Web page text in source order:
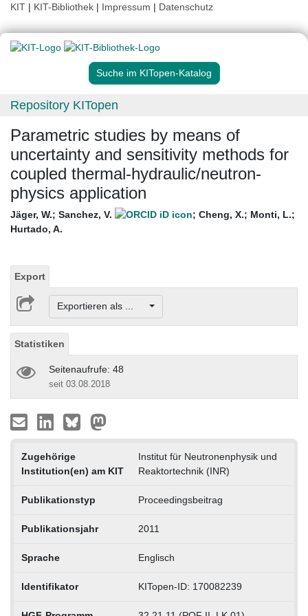
KIT | KIT-Bibliothek | Impressum | Datenschutz
Suche im KITopen-Katalog
Repository KITopen
Parametric studies by means of
uncertainty and sensitivity methods for
coupled thermal-hydraulic/neutron-
physics application
Jäger, W.; Sanchez, V. ; Cheng, X.; Monti, L.;
Hurtado, A.
Export
Exportieren als ...
Statistiken
Seitenaufrufe: 48
seit 03.08.2018
Zugehörige
Institution(en) am KIT
Institut für Neutronenphysik und
Reaktortechnik (INR)
Publikationstyp Proceedingsbeitrag
Publikationsjahr 2011
Sprache Englisch
Identifikator KITopen-ID: 170082239